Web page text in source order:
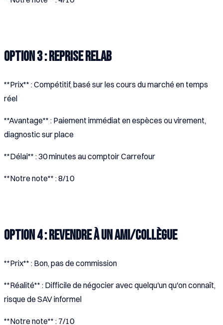
Option 3 : Reprise Relab
**Prix** : Compétitif, basé sur les cours du marché en temps
réel
**Avantage** : Paiement immédiat en espèces ou virement,
diagnostic sur place
**Délai** : 30 minutes au comptoir Carrefour
**Notre note** : 8/10
Option 4 : Revendre à un ami/collègue
**Prix** : Bon, pas de commission
**Réalité** : Difficile de négocier avec quelqu'un qu'on connaît,
risque de SAV informel
**Notre note** : 7/10